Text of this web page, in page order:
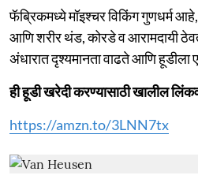
फॅब्रिकमध्ये मॉइश्चर विकिंग गुणधर्म
आणि शरीर थंड, कोरडे व आरामदायी
अंधारात दृश्यमानता वाढते आणि
ही हूडी खरेदी करण्यासाठी खालील
https://amzn.to/3LNN7tx